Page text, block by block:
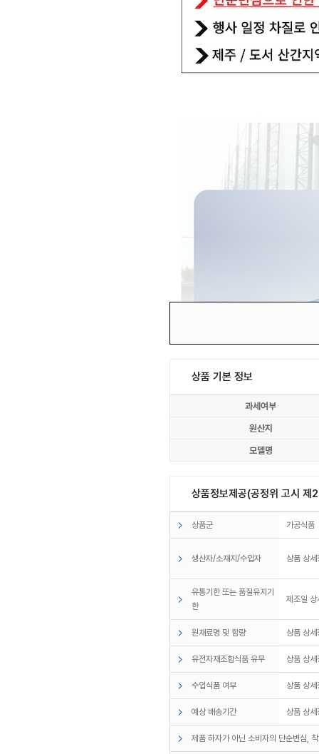
상품 기본 정보
과세여부
원산지
모델명
상품정보제공(공정위 고시
상품군 가공식품
생산자/소재지/수입자 상품 상
유통기한 또는 품질유지기
한
제조일
원재료명 및 함량 상품 상
유전자재조합식품 유무 상품 상
수입식품 여부 상품 상
예상 배송기간 상품 상
제품 하자가 아닌 소비자의 단순변심,